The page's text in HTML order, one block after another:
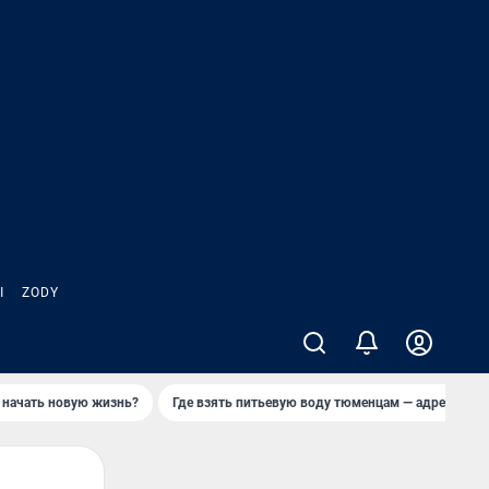
ZODY
начать новую жизнь? Где взять питьевую воду тюменцам — адреса